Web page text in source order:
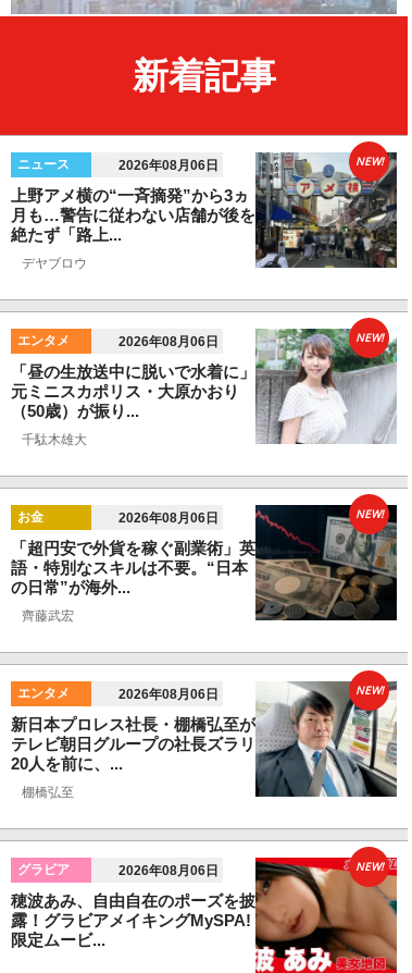
新着記事
ニュース 2026年08月06日
上野アメ横の“一斉摘発”から3ヵ
月も…警告に従わない店舗が後を
絶たず「路上...
デヤブロウ
NEW!
エンタメ 2026年08月06日
「昼の生放送中に脱いで水着に」
元ミニスカポリス・大原かおり
（50歳）が振り...
千駄木雄大
NEW!
お金 2026年08月06日
「超円安で外貨を稼ぐ副業術」英
語・特別なスキルは不要。“日本
の日常”が海外...
齊藤武宏
NEW!
エンタメ 2026年08月06日
新日本プロレス社長・棚橋弘至が
テレビ朝日グループの社長ズラリ
20人を前に、...
棚橋弘至
NEW!
グラビア 2026年08月06日
穂波あみ、自由自在のポーズを披
露！グラビアメイキングMySPA!
限定ムービ...
NEW!